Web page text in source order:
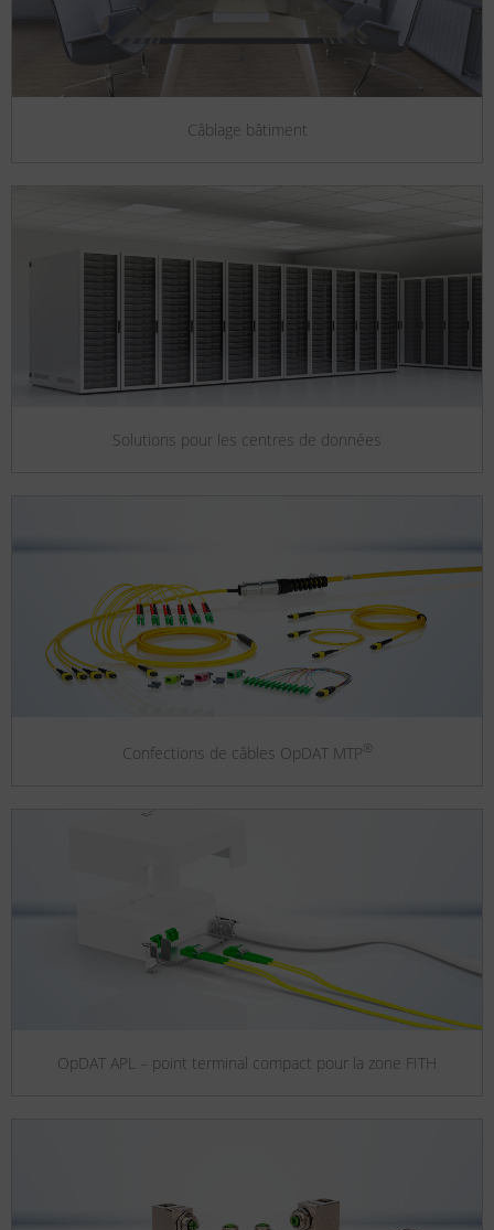
Câblage bâtiment
Solutions pour les centres de données
Confections de câbles OpDAT MTP ®
OpDAT APL – point terminal compact pour la zone FITH